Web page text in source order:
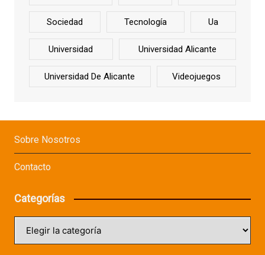
Sociedad Tecnología Ua
Universidad Universidad Alicante
Universidad De Alicante Videojuegos
Sobre Nosotros
Contacto
Categorías